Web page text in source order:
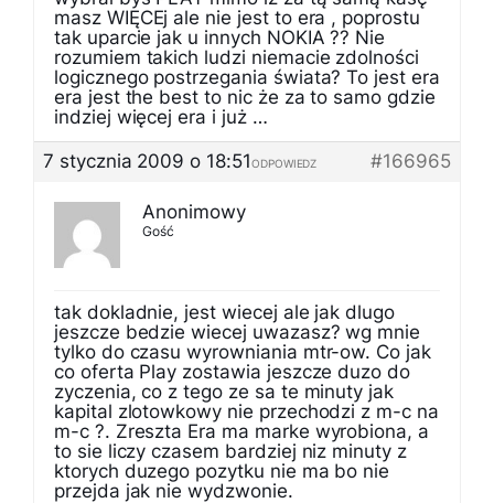
masz WIĘCEj ale nie jest to era , poprostu
tak uparcie jak u innych NOKIA ?? Nie
rozumiem takich ludzi niemacie zdolności
logicznego postrzegania świata? To jest era
era jest the best to nic że za to samo gdzie
indziej więcej era i już …
7 stycznia 2009 o 18:51
#166965
ODPOWIEDZ
Anonimowy
Gość
tak dokladnie, jest wiecej ale jak dlugo
jeszcze bedzie wiecej uwazasz? wg mnie
tylko do czasu wyrowniania mtr-ow. Co jak
co oferta Play zostawia jeszcze duzo do
zyczenia, co z tego ze sa te minuty jak
kapital zlotowkowy nie przechodzi z m-c na
m-c ?. Zreszta Era ma marke wyrobiona, a
to sie liczy czasem bardziej niz minuty z
ktorych duzego pozytku nie ma bo nie
przejda jak nie wydzwonie.